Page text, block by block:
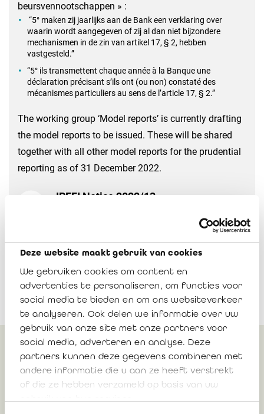
Deze website maakt gebruik van cookies
We gebruiken cookies om content en
advertenties te personaliseren, om functies voor
social media te bieden en om ons websiteverkeer
te analyseren. Ook delen we informatie over uw
gebruik van onze site met onze partners voor
social media, adverteren en analyse. Deze
partners kunnen deze gegevens combineren met
andere informatie die u aan ze heeft verstrekt
of die ze hebben verzameld op basis van uw
beursvennootschappen » :
“5° maken zij jaarlijks aan de Bank een verklaring over
waarin wordt aangegeven of zij al dan niet bijzondere
mechanismen in de zin van artikel 17, § 2, hebben
vastgesteld.”
“5° ils transmettent chaque année à la Banque une
déclaration précisant s’ils ont (ou non) constaté des
mécanismes particuliers au sens de l’article 17, § 2.”
The working group ‘Model reports’ is currently drafting
the model reports to be issued. These will be shared
together with all other model reports for the prudential
reporting as of 31 December 2022.
IREFI Notice 2022/13
Peut également vous
intéresser